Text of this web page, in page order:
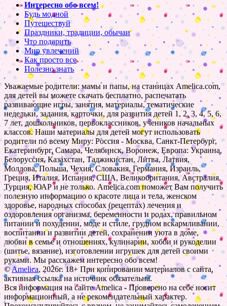
Интересно обо всем!
Будь модной
Путешествуй
Праздники, традиции, обычаи
Что подарить
Мир увлечений
Как просто все
Полезно знать
Уважаемые родители: мамы и папы, на станицах Amelica.com,
для детей вы можете скачать бесплатно, распечатать
развивающие игры, занятия, материалы, тематические
недельки, задания, карточки, для развития детей 1, 2, 3, 4, 5, 6,
7 лет, дошкольников, первоклассников, учеников начальных
классов. Наши материалы для детей могут использовать
родители по всему Миру: Россия - Москва, Санкт-Петербург,
Екатеринбург, Самара, Челябинск, Воронеж, Европа: Украина,
Белоруссия, Казахстан, Таджикистан, Литва, Латвия,
Молдова, Польша, Чехия, Словакия, Германия, Израиль,
Греция, Италия, Испания, США, Великобритания, Австралия,
Турция, ЮАР и не только. Amelica.com поможет Вам получить
полезную информацию о красоте лица и тела, женском
здоровье, народных способах (рецептах) лечения и
оздоровления организма, беременности и родах, правильном
питании и похудении, моде и стиле, грудном вскармливании,
воспитании и развитии детей, сохранении уюта в доме,
любви в семье и отношениях, кулинарии, хобби и рукоделии
(шитье, вязание), изготовлении игрушек для детей своими
руками. Мы расскажем интересно обо всем!
©Amelica, 2026г. 18+ При копировании материалов с сайта,
активная ссылка на источник обязательна.
Вся информация на сайте Amelica - Проверено на себе носит
информационный, а не рекомендательный характер.